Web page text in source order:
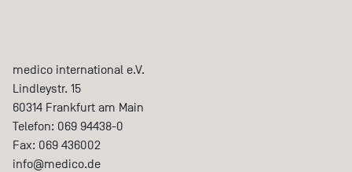
medico international e.V.
Lindleystr. 15
60314 Frankfurt am Main
Telefon: 069 94438-0
Fax: 069 436002
info@medico.de